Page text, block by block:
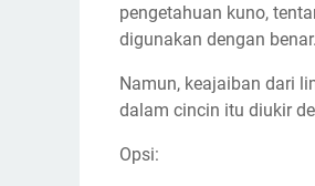
pengetahuan kuno,
digunakan dengan benar.
Namun, keajaiban dari
dalam cincin itu diukir
Opsi: